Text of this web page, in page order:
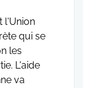
l'Union
qui se
les
L'aide
va